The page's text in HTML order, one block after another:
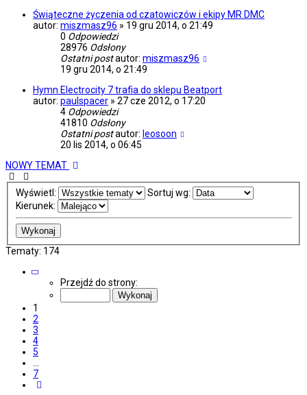
Świąteczne życzenia od czatowiczów i ekipy MR DMC
autor: miszmasz96 » 19 gru 2014, o 21:49
0 Odpowiedzi
28976 Odsłony
Ostatni postautor: miszmasz96
19 gru 2014, o 21:49
Hymn Electrocity 7 trafia do sklepu Beatport
autor: paulspacer » 27 cze 2012, o 17:20
4 Odpowiedzi
41810 Odsłony
Ostatni postautor: leosoon
20 lis 2014, o 06:45
NOWY TEMAT
Wyświetl:
Sortuj wg:
Kierunek:
Tematy: 174
Strona
Przejdź do strony:
1
2
3
4
5
7